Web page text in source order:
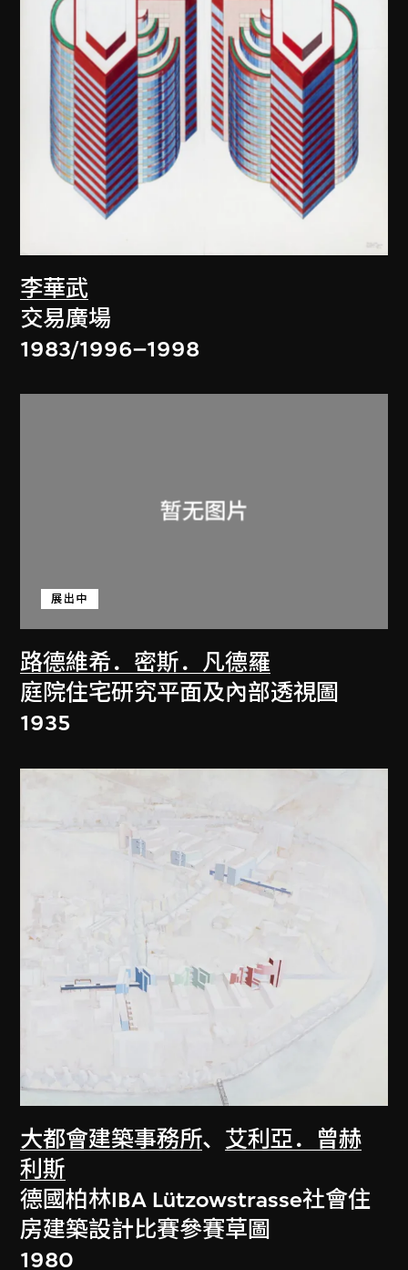
李華武
交易廣場
1983/1996–1998
路德維希．密斯．凡德羅
展出中
庭院住宅研究平面及內部透視圖
1935
大都會建築事務所、 艾利亞．曾赫
利斯
德國柏林IBA Lützowstrasse社會住
房建築設計比賽參賽草圖
1980